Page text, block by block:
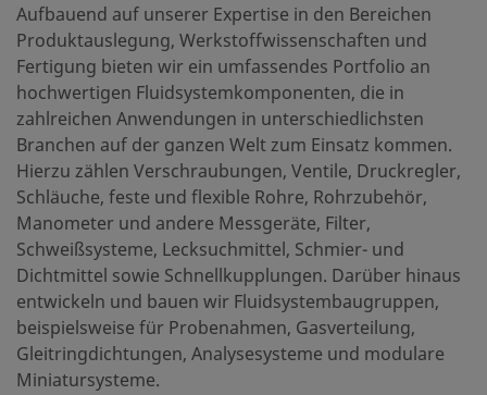
Aufbauend auf unserer Expertise in den Bereichen
Produktauslegung, Werkstoffwissenschaften und
Fertigung bieten wir ein umfassendes Portfolio an
hochwertigen Fluidsystemkomponenten, die in
zahlreichen Anwendungen in unterschiedlichsten
Branchen auf der ganzen Welt zum Einsatz kommen.
Hierzu zählen Verschraubungen, Ventile, Druckregler,
Schläuche, feste und flexible Rohre, Rohrzubehör,
Manometer und andere Messgeräte, Filter,
Schweißsysteme, Lecksuchmittel, Schmier- und
Dichtmittel sowie Schnellkupplungen. Darüber hinaus
entwickeln und bauen wir Fluidsystembaugruppen,
beispielsweise für Probenahmen, Gasverteilung,
Gleitringdichtungen, Analysesysteme und modulare
Miniatursysteme.